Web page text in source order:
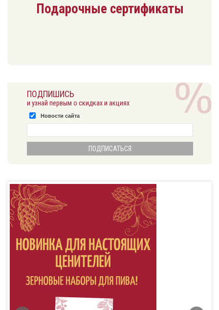
Подарочные сертификаты
ПОДПИШИСЬ
и узнай первым о скидках и акциях
Новости сайта